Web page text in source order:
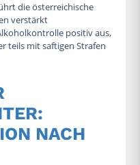
die österreichische
verstärkt
positiv aus,
teils mit saftigen Strafen
NACH